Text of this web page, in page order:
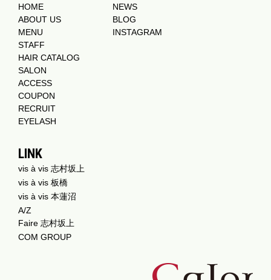
HOME
ABOUT US
MENU
STAFF
HAIR CATALOG
SALON
ACCESS
COUPON
RECRUIT
EYELASH
NEWS
BLOG
INSTAGRAM
LINK
vis à vis 志村坂上
vis à vis 板橋
vis à vis 本蓮沼
A/Z
Faire 志村坂上
COM GROUP